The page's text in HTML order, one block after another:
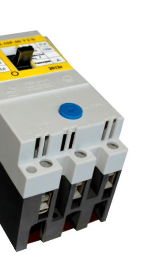
Стремянки с
Стремянки с
опорой
Ширмы
РЗА (шторы)
Штендеры
Щиты
диэлектрические